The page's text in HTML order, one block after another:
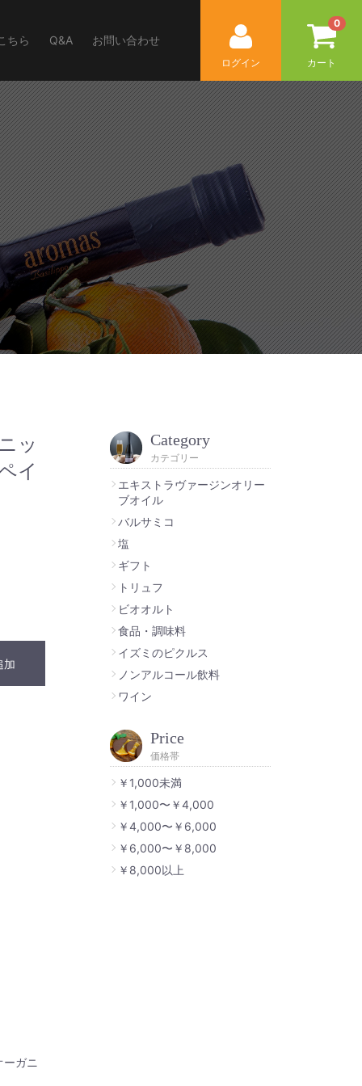
ちら Q&A お問い合わせ
ログイン カート
0
ッ
イ
加
ガニ
Category
カテゴリー
エキストラヴァージンオリー
ブオイル
バルサミコ
塩
ギフト
トリュフ
ビオオルト
食品・調味料
イズミのピクルス
ノンアルコール飲料
ワイン
Price
価格帯
￥1,000未満
￥1,000〜￥4,000
￥4,000〜￥6,000
￥6,000〜￥8,000
￥8,000以上